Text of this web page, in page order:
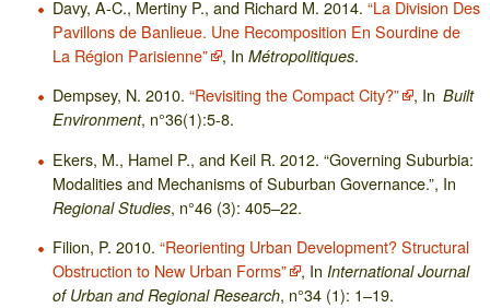
Davy, A-C., Mertiny P., and Richard M. 2014. “La Division Des
Pavillons de Banlieue. Une Recomposition En Sourdine de
La Région Parisienne”
, In Métropolitiques.
Dempsey, N. 2010. “Revisiting the Compact City?” , In Built
Environment, n°36(1):5-8.
Ekers, M., Hamel P., and Keil R. 2012. “Governing Suburbia:
Modalities and Mechanisms of Suburban Governance.”, In
Regional Studies, n°46 (3): 405–22.
Filion, P. 2010. “Reorienting Urban Development? Structural
Obstruction to New Urban Forms”
, In International Journal
of Urban and Regional Research, n°34 (1): 1–19.